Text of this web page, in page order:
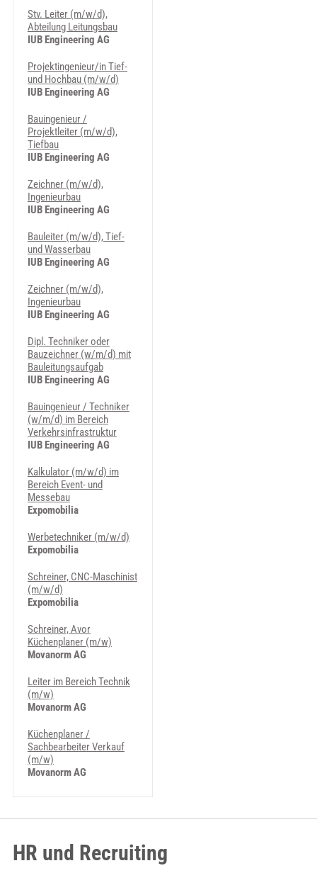
Stv. Leiter (m/w/d),
Abteilung Leitungsbau
IUB Engineering AG
Projektingenieur/in Tief-
und Hochbau (m/w/d)
IUB Engineering AG
Bauingenieur /
Projektleiter (m/w/d),
Tiefbau
IUB Engineering AG
Zeichner (m/w/d),
Ingenieurbau
IUB Engineering AG
Bauleiter (m/w/d), Tief-
und Wasserbau
IUB Engineering AG
Zeichner (m/w/d),
Ingenieurbau
IUB Engineering AG
Dipl. Techniker oder
Bauzeichner (w/m/d) mit
Bauleitungsaufgab
IUB Engineering AG
Bauingenieur / Techniker
(w/m/d) im Bereich
Verkehrsinfrastruktur
IUB Engineering AG
Kalkulator (m/w/d) im
Bereich Event- und
Messebau
Expomobilia
Werbetechniker (m/w/d)
Expomobilia
Schreiner, CNC-Maschinist
(m/w/d)
Expomobilia
Schreiner, Avor
Küchenplaner (m/w)
Movanorm AG
Leiter im Bereich Technik
(m/w)
Movanorm AG
Küchenplaner /
Sachbearbeiter Verkauf
(m/w)
Movanorm AG
HR und Recruiting